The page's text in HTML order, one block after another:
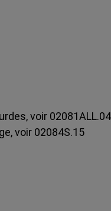
voir
voir 02084S.15